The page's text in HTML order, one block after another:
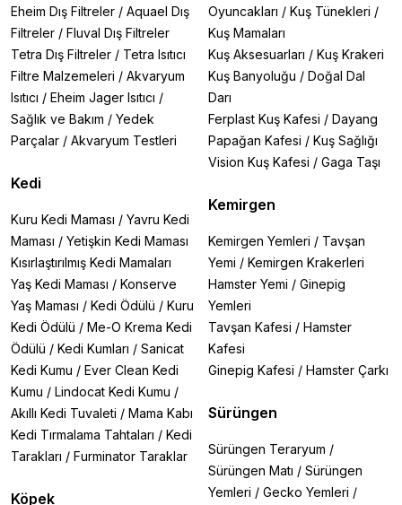
bekletilen sütler besin değerini kaybedebilir ve
bozulabilir. Özellikle ilk haftalarda hijyen ve sıcaklık
dengesi çok önemlidir. Yavru kedi süt tozu, annenin
yokluğunda hayati bir destek sağlar, ancak mutlaka
veteriner kontrolünde ve önerilen miktarlarda
kullanılmalıdır. Atakanpetshop.com üzerinden güvenilir
markaların ürünlerine kolayca ulaşabilir, kullanım
talimatlarını detaylı şekilde inceleyebilirsiniz.
Kedi süt tozu seçerken doğru markayı tercih etmek,
yavru kedinizin sağlıklı gelişimi açısından büyük önem
taşır. Piyasada birçok marka bulunsa da içerik kalitesi,
sindirilebilirlik ve veteriner onayı gibi kriterler göz önüne
alındığında öne çıkan bazı güvenilir isimler vardır.
Beaphar, yavru kediler için özel olarak geliştirdiği
formülüyle dikkat çeker. Doğal anne sütüne yakın besin
değerleri sunan Beaphar kedi süt tozu, sindirimi kolay
yapısıyla hassas mide yapısına sahip yavrular için ideal
bir tercihtir.
Bosscat, yerli üretim avantajıyla öne çıkan bir
markadır. Kaliteli içeriği, yüksek protein ve düşük laktoz
oranı sayesinde hem güvenilir hem de ekonomik bir
alternatiftir. Bosscat ürünleri, veterinerler tarafından da
önerilen formülasyonlara sahiptir.
, kedi ürünleri konusunda global çapta bilinen
bir markadır. Geniş ürün yelpazesi içerisinde yer alan
yavru kedi süt tozu, içeriğindeki vitamin ve minerallerle
bağışıklık sistemini desteklemeye yardımcı olur. Aynı
Eheim Dış Filtreler / Aquael Dış
Filtreler / Fluval Dış Filtreler
Tetra Dış Filtreler / Tetra Isıtıcı
Filtre Malzemeleri / Akvaryum
Isıtıcı / Eheim Jager Isıtıcı /
Sağlık ve Bakım / Yedek
Parçalar / Akvaryum Testleri
Kedi
Kuru Kedi Maması / Yavru Kedi
Maması / Yetişkin Kedi Maması
Kısırlaştırılmış Kedi Mamaları
Yaş Kedi Maması / Konserve
Yaş Maması / Kedi Ödülü / Kuru
Kedi Ödülü / Me-O Krema Kedi
Ödülü / Kedi Kumları / Sanicat
Kedi Kumu / Ever Clean Kedi
Kumu / Lindocat Kedi Kumu /
Akıllı Kedi Tuvaleti / Mama Kabı
Kedi Tırmalama Tahtaları / Kedi
Tarakları / Furminator Taraklar
Köpek
Oyuncakları / Kuş Tünekleri /
Kuş Mamaları
Kuş Aksesuarları / Kuş Krakeri
Kuş Banyoluğu / Doğal Dal
Darı
Ferplast Kuş Kafesi / Dayang
Papağan Kafesi / Kuş Sağlığı
Vision Kuş Kafesi / Gaga Taşı
Kemirgen
Kemirgen Yemleri / Tavşan
Yemi / Kemirgen Krakerleri
Hamster Yemi / Ginepig
Yemleri
Tavşan Kafesi / Hamster
Kafesi
Ginepig Kafesi / Hamster Çarkı
Sürüngen
Sürüngen Teraryum /
Sürüngen Matı / Sürüngen
Yemleri / Gecko Yemleri /